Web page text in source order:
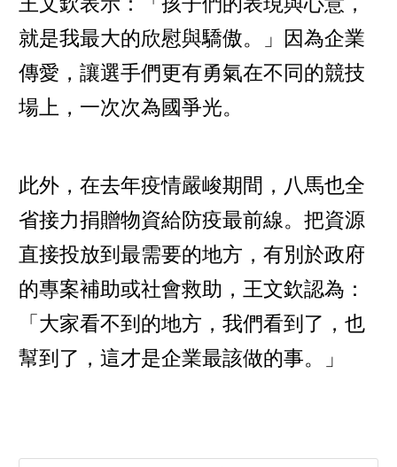
就是我最大的欣慰與驕傲。」因為企業
傳愛，讓選手們更有勇氣在不同的競技
場上，一次次為國爭光。
此外，在去年疫情嚴峻期間，八馬也全
省接力捐贈物資給防疫最前線。把資源
直接投放到最需要的地方，有別於政府
的專案補助或社會救助，王文欽認為：
「大家看不到的地方，我們看到了，也
幫到了，這才是企業最該做的事。」